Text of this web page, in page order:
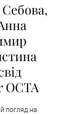
OCTA
погляд на